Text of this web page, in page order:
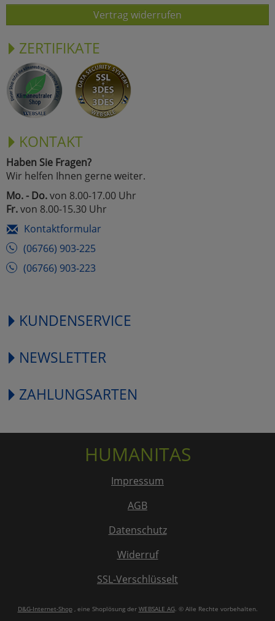
Vertrag widerrufen
ZERTIFIKATE
KONTAKT
Haben Sie Fragen?
Wir helfen Ihnen gerne weiter.
Mo. - Do.von 8.00-17.00 Uhr
Fr.von 8.00-15.30 Uhr
Kontaktformular
(06766) 903-225
(06766) 903-223
KUNDENSERVICE
NEWSLETTER
ZAHLUNGSARTEN
HUMANITAS
Impressum
AGB
Datenschutz
Widerruf
SSL-Verschlüsselt
D&G-Internet-Shop, eine Shoplösung der WEBSALE AG. © Alle Rechte vorbehalten.